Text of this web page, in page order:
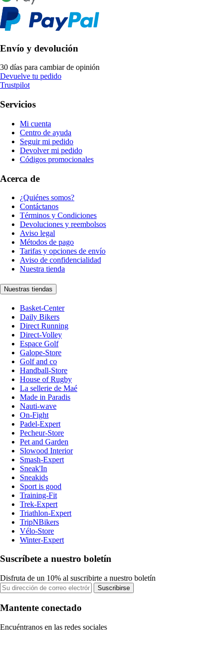
Envío y devolución
30 días para cambiar de opinión
Devuelve tu pedido
Trustpilot
Servicios
Mi cuenta
Centro de ayuda
Seguir mi pedido
Devolver mi pedido
Códigos promocionales
Acerca de
¿Quiénes somos?
Contáctanos
Términos y Condiciones
Devoluciones y reembolsos
Aviso legal
Métodos de pago
Tarifas y opciones de envío
Aviso de confidencialidad
Nuestra tienda
Nuestras tiendas
Basket-Center
Daily Bikers
Direct Running
Direct-Volley
Espace Golf
Galope-Store
Golf and co
Handball-Store
House of Rugby
La sellerie de Maé
Made in Paradis
Nauti-wave
On-Fight
Padel-Expert
Pecheur-Store
Pet and Garden
Slowood Interior
Smash-Expert
Sneak'In
Sneakids
Sport is good
Training-Fit
Trek-Expert
Triathlon-Expert
TripNBikers
Vélo-Store
Winter-Expert
Suscríbete a nuestro boletín
Disfruta de un 10% al suscribirte a nuestro boletín
Suscribirse
Mantente conectado
Encuéntranos en las redes sociales